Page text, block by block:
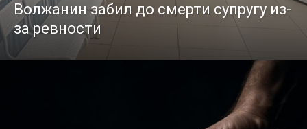
Волжанин забил до смерти супругу из-
за ревности